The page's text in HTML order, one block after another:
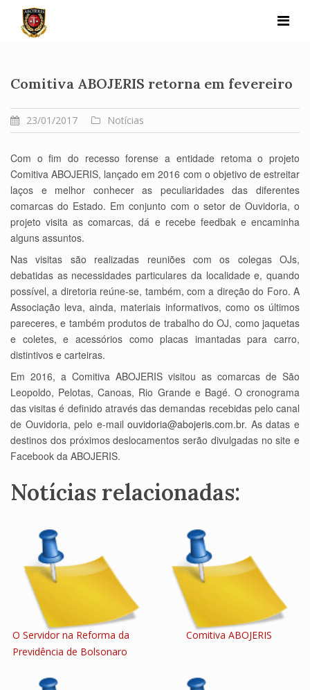
content
Comitiva ABOJERIS retorna em fevereiro
23/01/2017 Notícias
Com o fim do recesso forense a entidade retoma o projeto
Comitiva ABOJERIS, lançado em 2016 com o objetivo de estreitar
laços e melhor conhecer as peculiaridades das diferentes
comarcas do Estado. Em conjunto com o setor de Ouvidoria, o
projeto visita as comarcas, dá e recebe feedbak e encaminha
alguns assuntos.
Nas visitas são realizadas reuniões com os colegas OJs,
debatidas as necessidades particulares da localidade e, quando
possível, a diretoria reúne-se, também, com a direção do Foro. A
Associação leva, ainda, materiais informativos, como os últimos
pareceres, e também produtos de trabalho do OJ, como jaquetas
e coletes, e acessórios como placas imantadas para carro,
distintivos e carteiras.
Em 2016, a Comitiva ABOJERIS visitou as comarcas de São
Leopoldo, Pelotas, Canoas, Rio Grande e Bagé. O cronograma
das visitas é definido através das demandas recebidas pelo canal
de Ouvidoria, pelo e-mailouvidoria@abojeris.com.br. As datas e
destinos dos próximos deslocamentos serão divulgadas no site e
Facebook da ABOJERIS.
Notícias relacionadas:
O Servidor na Reforma da
Previdência de Bolsonaro
Comitiva ABOJERIS